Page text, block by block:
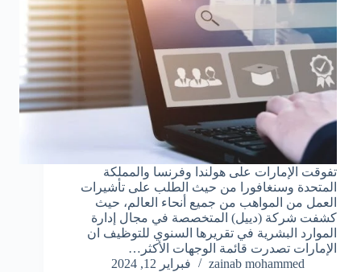
تفوقت الإمارات على هولندا وفرنسا والمملكة
المتحدة وسنغافورا من حيث الطلب على تأشيرات
العمل من المواهب من جميع أنحاء العالم، حيث
كشفت شركة (دييل) المتخصصة في مجال إدارة
الموارد البشرية في تقريرها السنوي للتوظيف ان
الإمارات تصدرت قائمة الوجهات الأكثر…
zainab mohammed
فبراير 12, 2024